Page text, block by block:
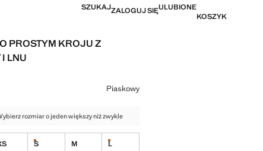
SZUKAJZALOGUJ SIĘULUBIONE
KOSZYK
PROSTYM KROJU Z
LNU
zł ]
Piaskowy
rozmiar o jeden większy niż zwykle
S
Ostatnie sztuki!
M L
Ostatnie sztuki!